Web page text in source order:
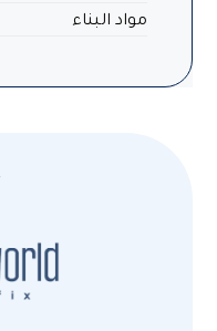
مواد البناء